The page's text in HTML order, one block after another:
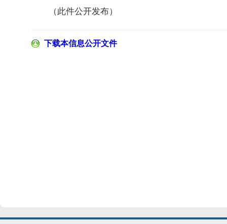
（此件公开发布）
下载本信息公开文件